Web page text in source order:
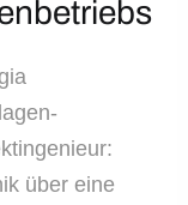
über eine